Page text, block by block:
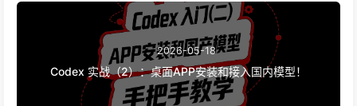
2026-05-18
Codex 实战（2）：桌面APP安装和接入国内模型！